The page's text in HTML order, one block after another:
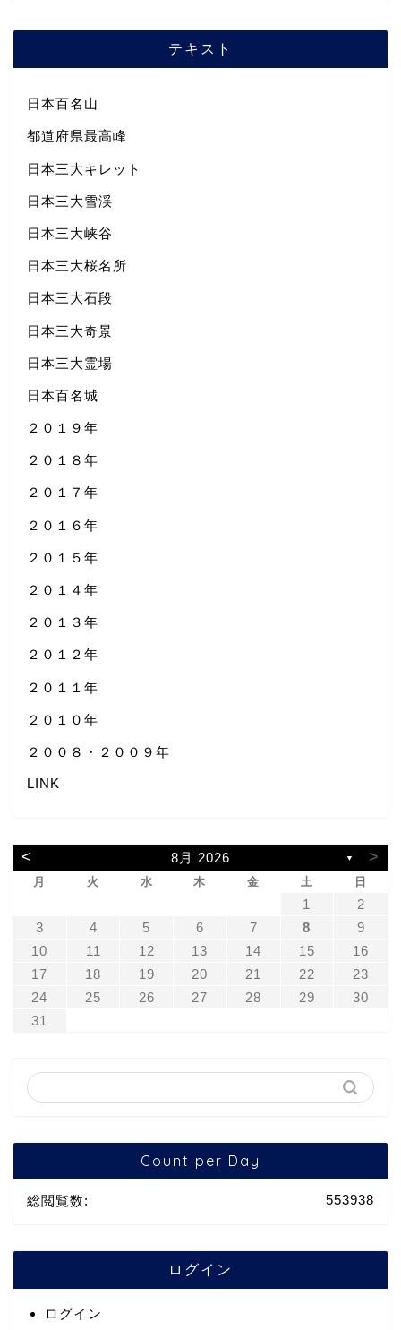
テキスト
日本百名山
都道府県最高峰
日本三大キレット
日本三大雪渓
日本三大峡谷
日本三大桜名所
日本三大石段
日本三大奇景
日本三大霊場
日本百名城
２０１９年
２０１８年
２０１７年
２０１６年
２０１５年
２０１４年
２０１３年
２０１２年
２０１１年
２０１０年
２００８・２００９年
LINK
< 8月 2026 ▼ >
月 火 水 木 金 土 日
1
2
3
4 5 6 7 8
9
10
11 12 13 14 15
16
17
18 19 20 21 22
23
24
25 26 27 28 29
30
31
Count per Day
553938
総閲覧数:
ログイン
ログイン